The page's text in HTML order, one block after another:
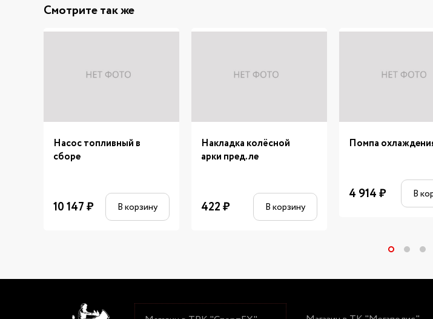
Смотрите так же
Насос топливный в
сборе
10 147₽ В корзину
Накладка колёсной
арки пред.ле
422₽ В корзину
Помпа
4 914₽ В